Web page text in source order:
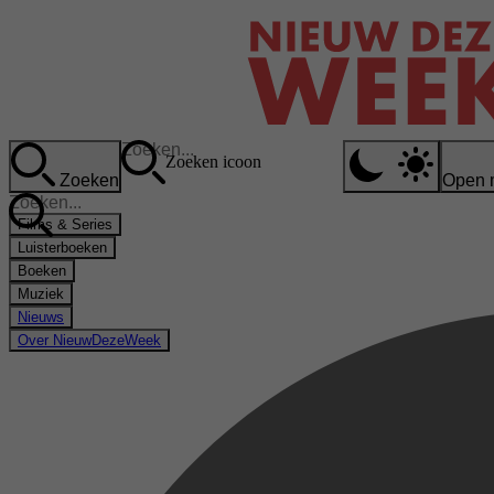
Zoeken
Zoeken icoon
Open
Films & Series
Luisterboeken
Boeken
Muziek
Nieuws
Over NieuwDezeWeek